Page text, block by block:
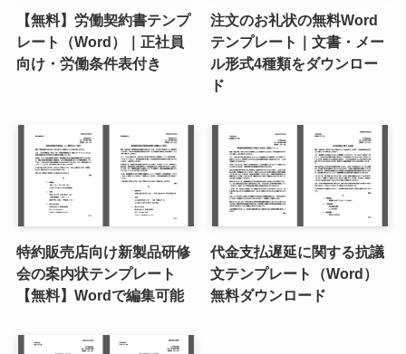
【無料】労働契約書テンプ
レート（Word）｜正社員
向け・労働条件表付き
注文のお礼状の無料Word
テンプレート｜文書・メー
ル形式4種類をダウンロー
ド
特約販売店向け新製品研修
会の案内状テンプレート
【無料】Wordで編集可能
代金支払遅延に関する抗議
文テンプレート（Word）
無料ダウンロード